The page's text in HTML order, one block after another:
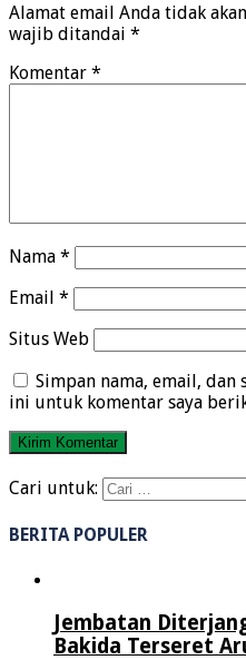
Alamat email Anda tidak
wajib ditandai *
Komentar *
Nama *
Email *
Situs Web
Simpan nama, email, dan
ini untuk komentar saya
Cari untuk:
BERITA POPULER
Jembatan
Bakida Terseret